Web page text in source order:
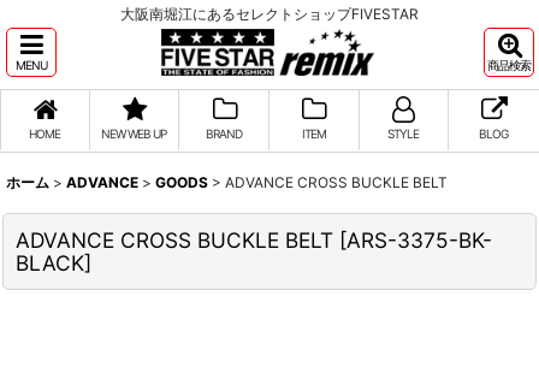
大阪南堀江にあるセレクトショップFIVESTAR
MENU 商品検索
HOME NEW WEB UP BRAND ITEM STYLE BLOG
ホーム > ADVANCE > GOODS > ADVANCE CROSS BUCKLE BELT
ADVANCE CROSS BUCKLE BELT [ARS-3375-BK-
BLACK]